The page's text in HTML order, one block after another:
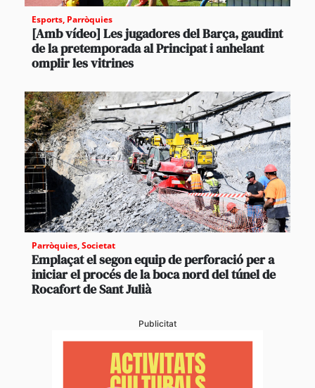
Esports, Parròquies
[Amb vídeo] Les jugadores del Barça, gaudint
de la pretemporada al Principat i anhelant
omplir les vitrines
Parròquies,Societat
Emplaçat el segon equip de perforació per a
iniciar el procés de la boca nord del túnel de
Rocafort de Sant Julià
Publicitat